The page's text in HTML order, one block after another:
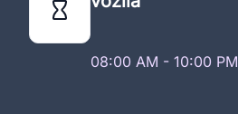
08:00 AM - 10:00 PM